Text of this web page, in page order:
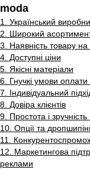
moda
1. Український
2. Широкий
3. Наявність товару
4. Доступні ціни
5. Якісні матеріали
6. Гнучкі умови оплати
7. Індивідуальний
8. Довіра клієнтів
9. Простота і
10. Опції та
11.
12. Маркетингова
реклами